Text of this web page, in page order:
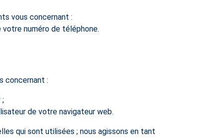
vous concernant :
votre numéro de téléphone.
concernant :
;
de votre navigateur web.
qui sont utilisées ; nous agissons en tant